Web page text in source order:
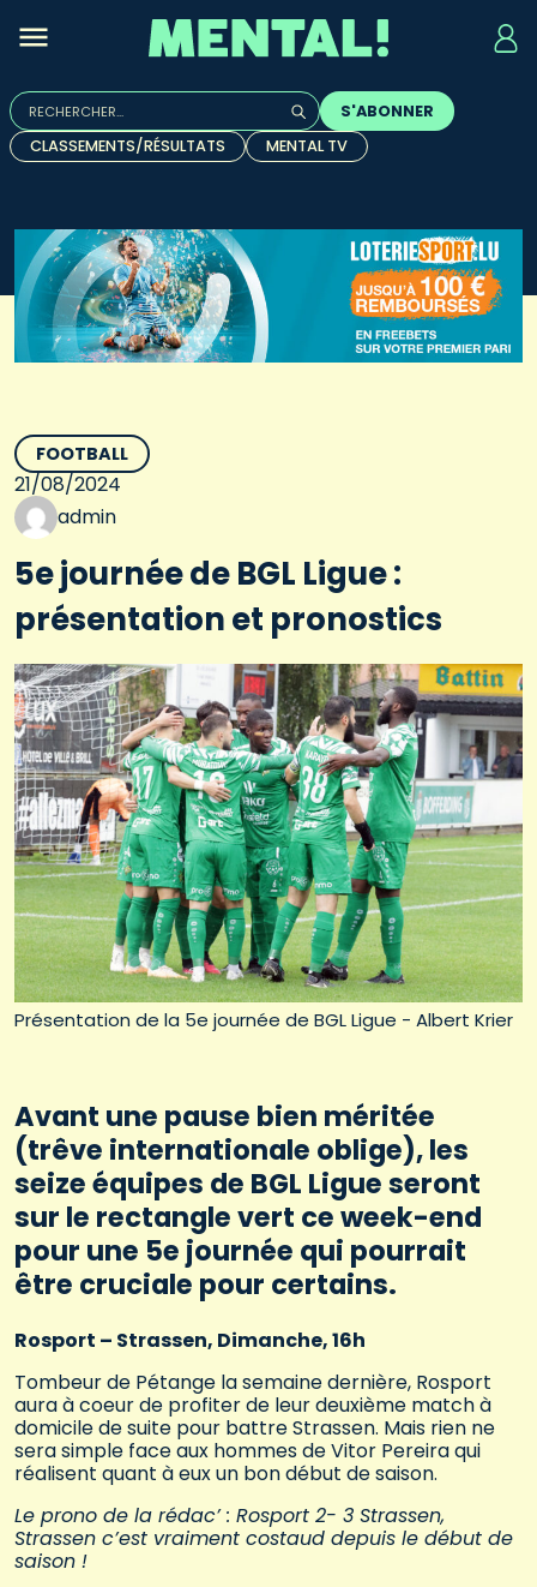
Rechercher :
Quand les résultats de l'auto-complétion sont
S'ABONNER
CLASSEMENTS/RÉSULTATS
MENTAL TV
Présentation de la 5e journée de BGL Ligue - Albert Krier
FOOTBALL
21/08/2024
admin
5e journée de BGL Ligue :
présentation et pronostics
Avant une pause bien méritée
(trêve internationale oblige), les
seize équipes de BGL Ligue seront
sur le rectangle vert ce week-end
pour une 5e journée qui pourrait
être cruciale pour certains.
Rosport – Strassen, Dimanche, 16h
Tombeur de Pétange la semaine dernière, Rosport
aura à coeur de profiter de leur deuxième match à
domicile de suite pour battre Strassen. Mais rien ne
sera simple face aux hommes de Vitor Pereira qui
réalisent quant à eux un bon début de saison.
Le prono de la rédac’ : Rosport 2- 3 Strassen,
Strassen c’est vraiment costaud depuis le début de
saison !